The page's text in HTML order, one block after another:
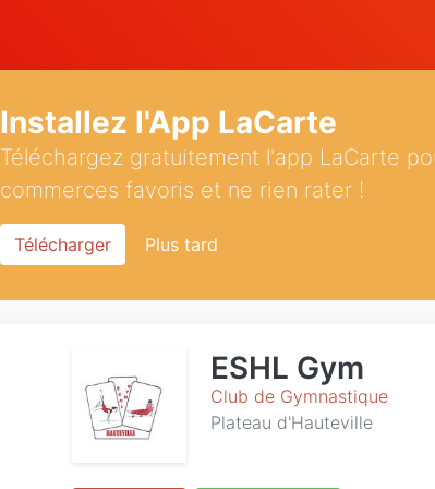
Installez l'App LaCarte
Téléchargez gratuitement l'app LaCarte
commerces favoris et ne rien rater !
Télécharger Plus tard
ESHL Gym
Club de Gymnastique
Plateau d'Hauteville